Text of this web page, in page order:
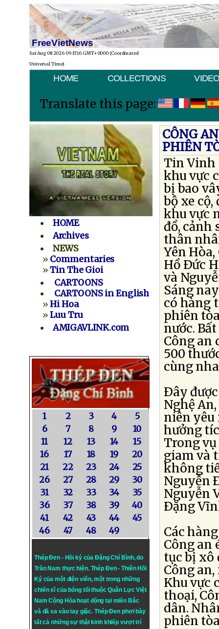
FreeVietNews
Sat Aug 08 2026 09:17:16 GMT+0000 (Coordinated
Universal Time)
HOME COLLECTIONS
Translate this page:
HOME
Archives
NEWS
» Commentaries
»Tin The Gioi
CARTOONS
CARTOONS in English
»Hi Hoa
»Luu Tru
AMIGAVLINK.com
1 2 3 4
5
6
7 8 9
10
11
12 13 14
15
16
17 18 19
20
21
22 23 24
25
26
27 28 29
30
31
32 33 34
35
36
37 38 39
40
41
42 43 44
45
46
47 48 49
Thép Đen - Hồi ký của Đặng Chí Bình, do
Trần Nam thực hiện. Thép Đen- Thiên Hồi
Ký của một điện viên, một trong những
chiến sĩ của bóng tối thuộc Quân Lực Việt
Nam Cộng Hòa hoạt động tại miền Bắc
và đã sa vào tay giặc. Thép Đen phơi bày
tất cả những sự thật kinh khiếp vượt trí
CÔNG
PHIÊN
Tin Vinh
khu vực
bị bao
bộ xe
khu vực
đồ, cảnh
thân
Yên
Hồ Ðức
và
Sáng
có hàng
phiên
nước.
Công an
500
cùng
Ðây
Nghệ
niên yêu
hưởng
Trong vụ
giam và
không
Nguyễn
Nguyễn
Ðặng
Các
Công an
tục bị xô
Công
Khu vực
thoại,
dân.
phiên